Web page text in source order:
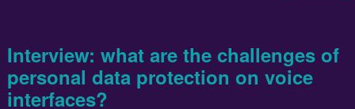
Interview: what are the challenges of
personal data protection on voice
interfaces?